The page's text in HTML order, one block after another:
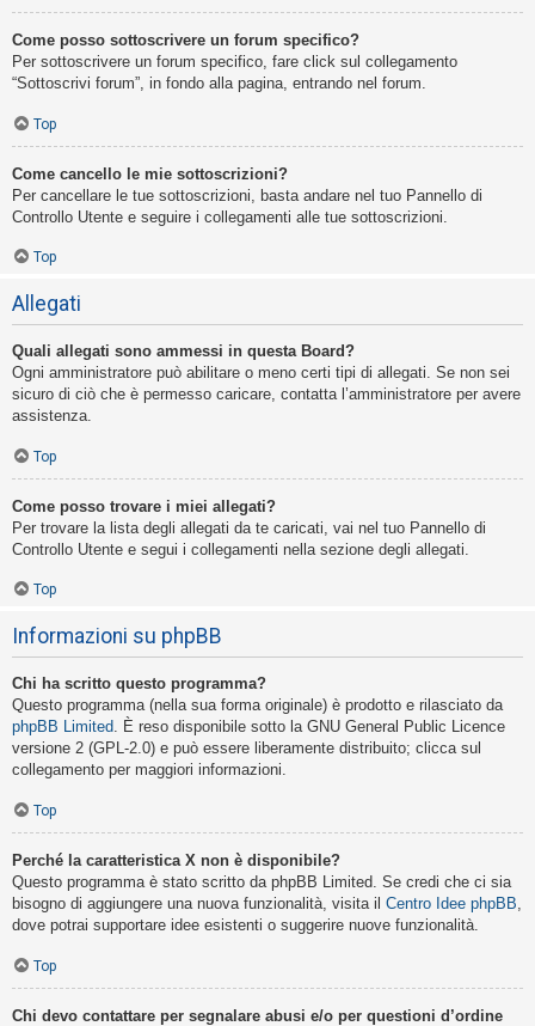
Come posso sottoscrivere un forum specifico?
Per sottoscrivere un forum specifico, fare click sul collegamento
“Sottoscrivi forum”, in fondo alla pagina, entrando nel forum.
Top
Come cancello le mie sottoscrizioni?
Per cancellare le tue sottoscrizioni, basta andare nel tuo Pannello di
Controllo Utente e seguire i collegamenti alle tue sottoscrizioni.
Top
Allegati
Quali allegati sono ammessi in questa Board?
Ogni amministratore può abilitare o meno certi tipi di allegati. Se non sei
sicuro di ciò che è permesso caricare, contatta l’amministratore per avere
assistenza.
Top
Come posso trovare i miei allegati?
Per trovare la lista degli allegati da te caricati, vai nel tuo Pannello di
Controllo Utente e segui i collegamenti nella sezione degli allegati.
Top
Informazioni su phpBB
Chi ha scritto questo programma?
Questo programma (nella sua forma originale) è prodotto e rilasciato da
phpBB Limited. È reso disponibile sotto la GNU General Public Licence
versione 2 (GPL-2.0) e può essere liberamente distribuito; clicca sul
collegamento per maggiori informazioni.
Top
Perché la caratteristica X non è disponibile?
Questo programma è stato scritto da phpBB Limited. Se credi che ci sia
bisogno di aggiungere una nuova funzionalità, visita il Centro Idee phpBB,
dove potrai supportare idee esistenti o suggerire nuove funzionalità.
Top
Chi devo contattare per segnalare abusi e/o per questioni d’ordine